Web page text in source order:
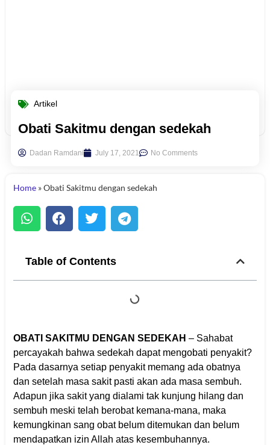
Artikel
Obati Sakitmu dengan sedekah
Dadan Ramdani July 17, 2021 No Comments
Home»Obati Sakitmu dengan sedekah
Table of Contents
OBATI SAKITMU DENGAN SEDEKAH – Sahabat
percayakah bahwa sedekah dapat mengobati penyakit?
Pada dasarnya setiap penyakit memang ada obatnya
dan setelah masa sakit pasti akan ada masa sembuh.
Adapun jika sakit yang dialami tak kunjung hilang dan
sembuh meski telah berobat kemana-mana, maka
kemungkinan sang obat belum ditemukan dan belum
mendapatkan izin Allah atas kesembuhannya.